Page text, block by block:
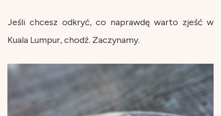
Jeśli chcesz odkryć, co naprawdę warto zjeść w
Kuala Lumpur, chodź. Zaczynamy.